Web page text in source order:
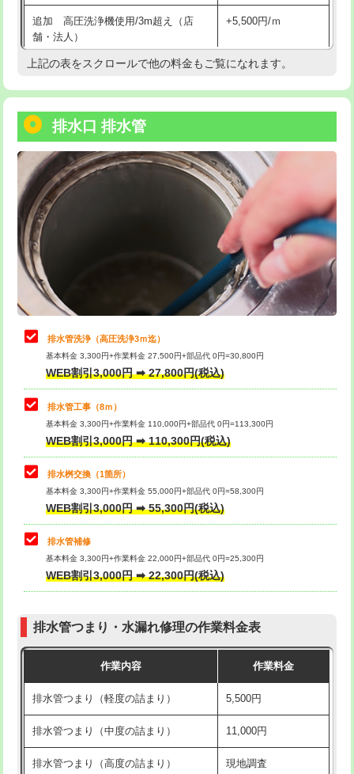
給水管工事※（土の掘削・埋め戻し作
業)
11,000円
給水管工事※（塩ビ管（VP・HI）使
用/3ｍまで)
用（追加）/3ｍ超え)
給水管工事※（ライニング鋼管・銅
管・ポリ管・HT管使用/3ｍまで)
44,000円
給水管工事※（ライニング鋼管・銅
管・ポリ管・HT管使用/3ｍ超え)
+8,800円
排水管工事（土の掘削・埋め戻し作
業）
11,000円~
排水管工事（排水管工事/3ｍまで） 55,000円
排水管工事（追加 排水管工事/3ｍ超
え）
マス交換（土の掘削・埋め戻し作業）
マス交換（深さ50㎝未満）
マス交換（深さ50㎝以上） 66,000円
コンクリート斫り（厚さ10㎝まで）
コンクリート斫り（厚さ10㎝超え）
モルタル補修（厚さ10㎝まで）
モルタル補修（厚さ10㎝超え）
追加人工 16,500円
現場見積
※給水管工事は20mmまでの価格です。
追加 高圧洗浄機使用/3m超え（店
舗・法人）
+5,500円/ｍ
高度高圧洗浄換 現地調査
トーラー機使用/3mまで
追加トーラー機使用/3m超え +3,300円
カメラ調査 33,000円
桝清掃 8,800円
止水・漏水調査・防水処理・清掃・修
理・調整・分解・加工など（軽作業）
11,000円
止水・漏水調査・防水処理・清掃・修
理・調整・分解・加工など（中作業）
22,000円
止水・漏水調査・防水処理・清掃・修
理・調整・分解・加工など（重作業）
33,000円
その他部品の脱着
交換・取付（タンク） 22,000円+材料費
交換・取付(単水栓（壁付・デッキ
式）)
交換・取付(混合水栓（壁付・デッキ
式・ワンホール）)
16,500円+材料費
交換・取付(排水栓・排水トラップ
交換・取付（その他部品） 11,000円+材料費
持込商品取付（単水栓） 13,200円
持込商品取付（混合水栓） 16,500円
持込商品取付（浄水器・分岐水栓） 16,500円
給水管工事※（ホール加工) 16,500円
上記の表をスクロールで他の料金もご覧になれます。
排水口 排水管
排水管洗浄（高圧洗浄3ｍ迄）
基本料金 3,300円+作業料金 27,500円+部品代 0円=30,800円
WEB割引3,000円 ➡ 27,800円(税込)
排水管工事（8ｍ）
基本料金 3,300円+作業料金 110,000円+部品代 0円=113,300円
WEB割引3,000円 ➡ 110,300円(税込)
排水桝交換（1箇所）
基本料金 3,300円+作業料金 55,000円+部品代 0円=58,300円
WEB割引3,000円 ➡ 55,300円(税込)
排水管補修
基本料金 3,300円+作業料金 22,000円+部品代 0円=25,300円
WEB割引3,000円 ➡ 22,300円(税込)
排水管つまり・水漏れ修理の作業料金表
作業内容 作業料金
排水管つまり（軽度の詰まり） 5,500円
排水管つまり（中度の詰まり） 11,000円
排水管つまり（高度の詰まり） 現地調査